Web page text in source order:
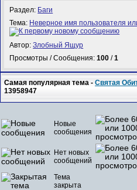
Раздел: Баги
Тема: Неверное имя пользователя
Автор:Злобный Ящур
Просмотры / Сообщения:100 /1
Самая популярная тема -Святая
13958947
Новые
сообщения
Нет новых
сообщений
Тема
закрыта